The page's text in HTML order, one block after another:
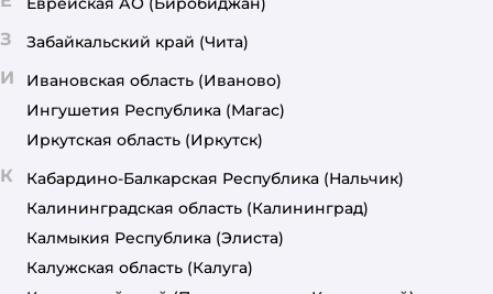
З Забайкальский край (Чита)
И Ивановская область (Иваново)
Ингушетия Республика (Магас)
Иркутская область (Иркутск)
К Кабардино-Балкарская Республика (Нальчик)
Калининградская область (Калининград)
Калмыкия Республика (Элиста)
Калужская область (Калуга)